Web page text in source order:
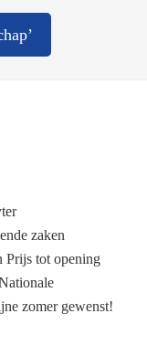
zaken
Prijs tot opening
zomer gewenst!